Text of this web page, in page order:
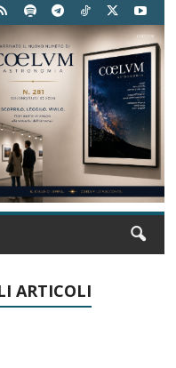
ARTICOLI